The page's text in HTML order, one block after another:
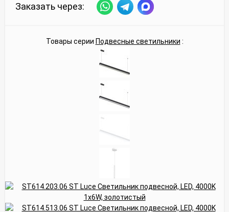
Заказать через:
Товары серии Подвесные светильники :